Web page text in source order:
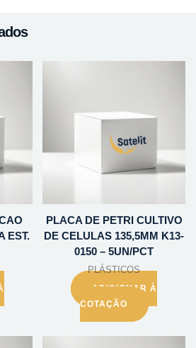
EST.
PLACA DE PETRI CULTIVO
DE CELULAS 135,5MM K13-
0150 – 5UN/PCT
PLÁSTICOS
ADICIONAR À
COTAÇÃO